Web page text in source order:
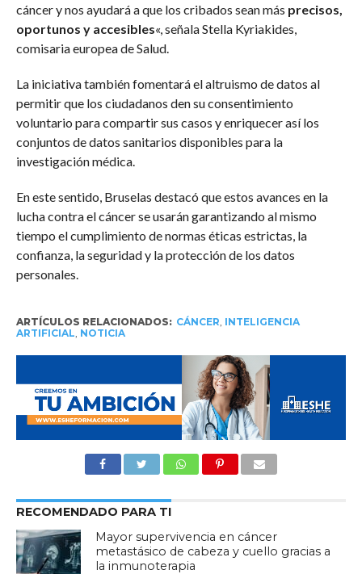
cáncer y nos ayudará a que los cribados sean más precisos,
oportunos y accesibles«, señala Stella Kyriakides,
comisaria europea de Salud.
La iniciativa también fomentará el altruismo de datos al
permitir que los ciudadanos den su consentimiento
voluntario para compartir sus casos y enriquecer así los
conjuntos de datos sanitarios disponibles para la
investigación médica.
En este sentido, Bruselas destacó que estos avances en la
lucha contra el cáncer se usarán garantizando al mismo
tiempo el cumplimiento de normas éticas estrictas, la
confianza, la seguridad y la protección de los datos
personales.
ARTÍCULOS RELACIONADOS: CÁNCER INTELIGENCIA
ARTIFICIAL NOTICIA
RECOMENDADO PARA TI
Mayor supervivencia en cáncer
metastásico de cabeza y cuello gracias a
la inmunoterapia